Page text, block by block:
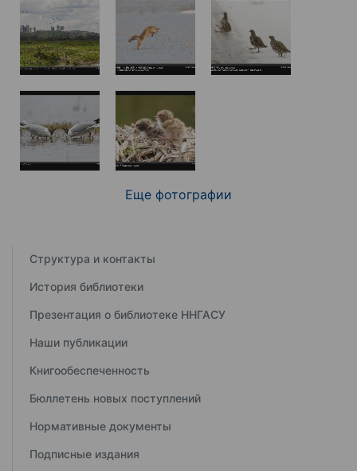
Еще фотографии
Структура и контакты
История библиотеки
Презентация о библиотеке ННГАСУ
Наши публикации
Книгообеспеченность
Бюллетень новых поступлений
Нормативные документы
Подписные издания